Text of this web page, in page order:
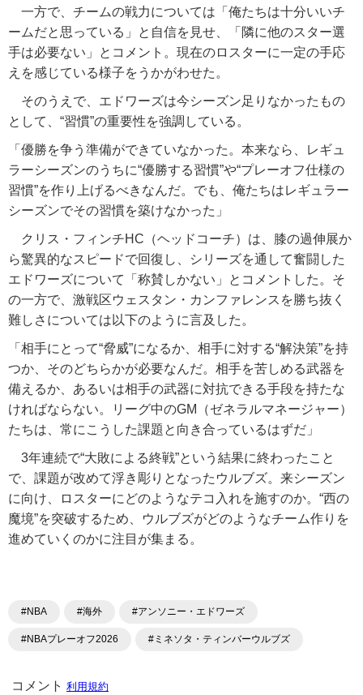
一方で、チームの戦力については「俺たちは十分いいチ
ームだと思っている」と自信を見せ、「隣に他のスター選
手は必要ない」とコメント。現在のロスターに一定の手応
えを感じている様子をうかがわせた。
そのうえで、エドワーズは今シーズン足りなかったもの
として、“習慣”の重要性を強調している。
「優勝を争う準備ができていなかった。本来なら、レギュ
ラーシーズンのうちに“優勝する習慣”や“プレーオフ仕様の
習慣”を作り上げるべきなんだ。でも、俺たちはレギュラー
シーズンでその習慣を築けなかった」
クリス・フィンチHC（ヘッドコーチ）は、膝の過伸展か
ら驚異的なスピードで回復し、シリーズを通して奮闘した
エドワーズについて「称賛しかない」とコメントした。そ
の一方で、激戦区ウェスタン・カンファレンスを勝ち抜く
難しさについては以下のように言及した。
「相手にとって“脅威”になるか、相手に対する“解決策”を持
つか、そのどちらかが必要なんだ。相手を苦しめる武器を
備えるか、あるいは相手の武器に対抗できる手段を持たな
ければならない。リーグ中のGM（ゼネラルマネージャー）
たちは、常にこうした課題と向き合っているはずだ」
3年連続で“大敗による終戦”という結果に終わったこと
で、課題が改めて浮き彫りとなったウルブズ。来シーズン
に向け、ロスターにどのようなテコ入れを施すのか。“西の
魔境”を突破するため、ウルブズがどのようなチーム作りを
進めていくのかに注目が集まる。
#NBA #海外 #アンソニー・エドワーズ
#NBAプレーオフ2026 #ミネソタ・ティンバーウルブズ